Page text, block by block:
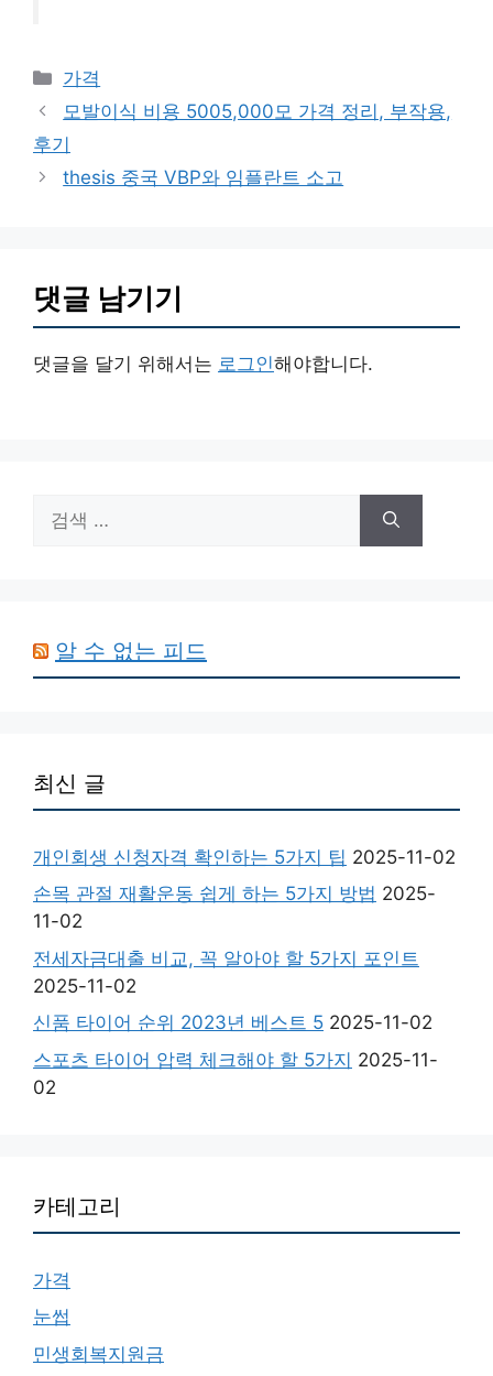
카
테
리
가격
모발이식 비용 5005,000모 가격 정리, 부작용,
후기
thesis 중국 VBP와 임플란트 소고
댓글 남기기
댓글을 달기 위해서는 로그인해야합니다.
색:
알 수 없는 피드
최신 글
개인회생 신청자격 확인하는 5가지 팁 2025-11-02
손목 관절 재활운동 쉽게 하는 5가지 방법 2025-
11-02
전세자금대출 비교, 꼭 알아야 할 5가지 포인트
2025-11-02
신품 타이어 순위 2023년 베스트 5 2025-11-02
스포츠 타이어 압력 체크해야 할 5가지 2025-11-
02
카테고리
가격
눈썹
민생회복지원금